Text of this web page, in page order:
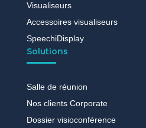
Visualiseurs
Accessoires visualiseurs
SpeechiDisplay
Solutions
Salle de réunion
Nos clients Corporate
Dossier visioconférence